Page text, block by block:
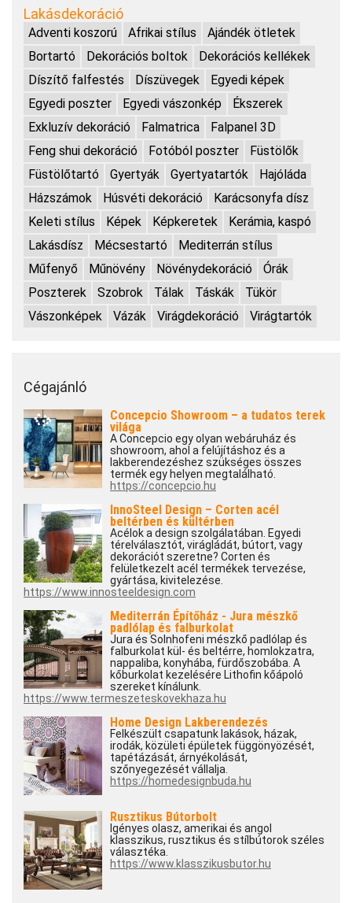
Lakásdekoráció
Adventi koszorú Afrikai stílus
Ajándék ötletek
Bortartó
Dekorációs boltok
Dekorációs kellékek
Díszítő falfestés
Díszüvegek
Egyedi képek
Egyedi poszter
Egyedi vászonkép
Ékszerek
Exkluzív dekoráció
Falmatrica
Falpanel 3D
Feng shui dekoráció
Fotóból poszter
Füstölők
Füstölőtartó
Gyertyák Gyertyatartók
Hajóláda
Házszámok
Húsvéti dekoráció
Karácsonyfa dísz
Keleti stílus
Képek Képkeretek
Kerámia, kaspó
Lakásdísz
Mécsestartó
Mediterrán stílus
Műfenyő
Műnövény Növénydekoráció
Órák
Poszterek
Szobrok Tálak Táskák
Tükör
Vászonképek
Vázák Virágdekoráció Virágtartók
Cégajánló
Concepcio Showroom – a tudatos terek
világa
A Concepcio egy olyan webáruház és
showroom, ahol a felújításhoz és a
lakberendezéshez szükséges összes
termék egy helyen megtalálható.
https://concepcio.hu
InnoSteel Design – Corten acél
beltérben és kültérben
Acélok a design szolgálatában. Egyedi
térelválasztót, virágládát, bútort, vagy
dekorációt szeretne? Corten és
felületkezelt acél termékek tervezése,
gyártása, kivitelezése.
https://www.innosteeldesign.com
Mediterrán Építőház - Jura mészkő
padlólap és falburkolat
Jura és Solnhofeni mészkő padlólap és
falburkolat kül- és beltérre, homlokzatra,
nappaliba, konyhába, fürdőszobába. A
kőburkolat kezelésére Lithofin kőápoló
szereket kínálunk.
https://www.termeszeteskovekhaza.hu
Home Design Lakberendezés
Felkészült csapatunk lakások, házak,
irodák, közületi épületek függönyözését,
tapétázását, árnyékolását,
szőnyegezését vállalja.
https://homedesignbuda.hu
Rusztikus Bútorbolt
Igényes olasz, amerikai és angol
klasszikus, rusztikus és stílbútorok széles
választéka.
https://www.klasszikusbutor.hu